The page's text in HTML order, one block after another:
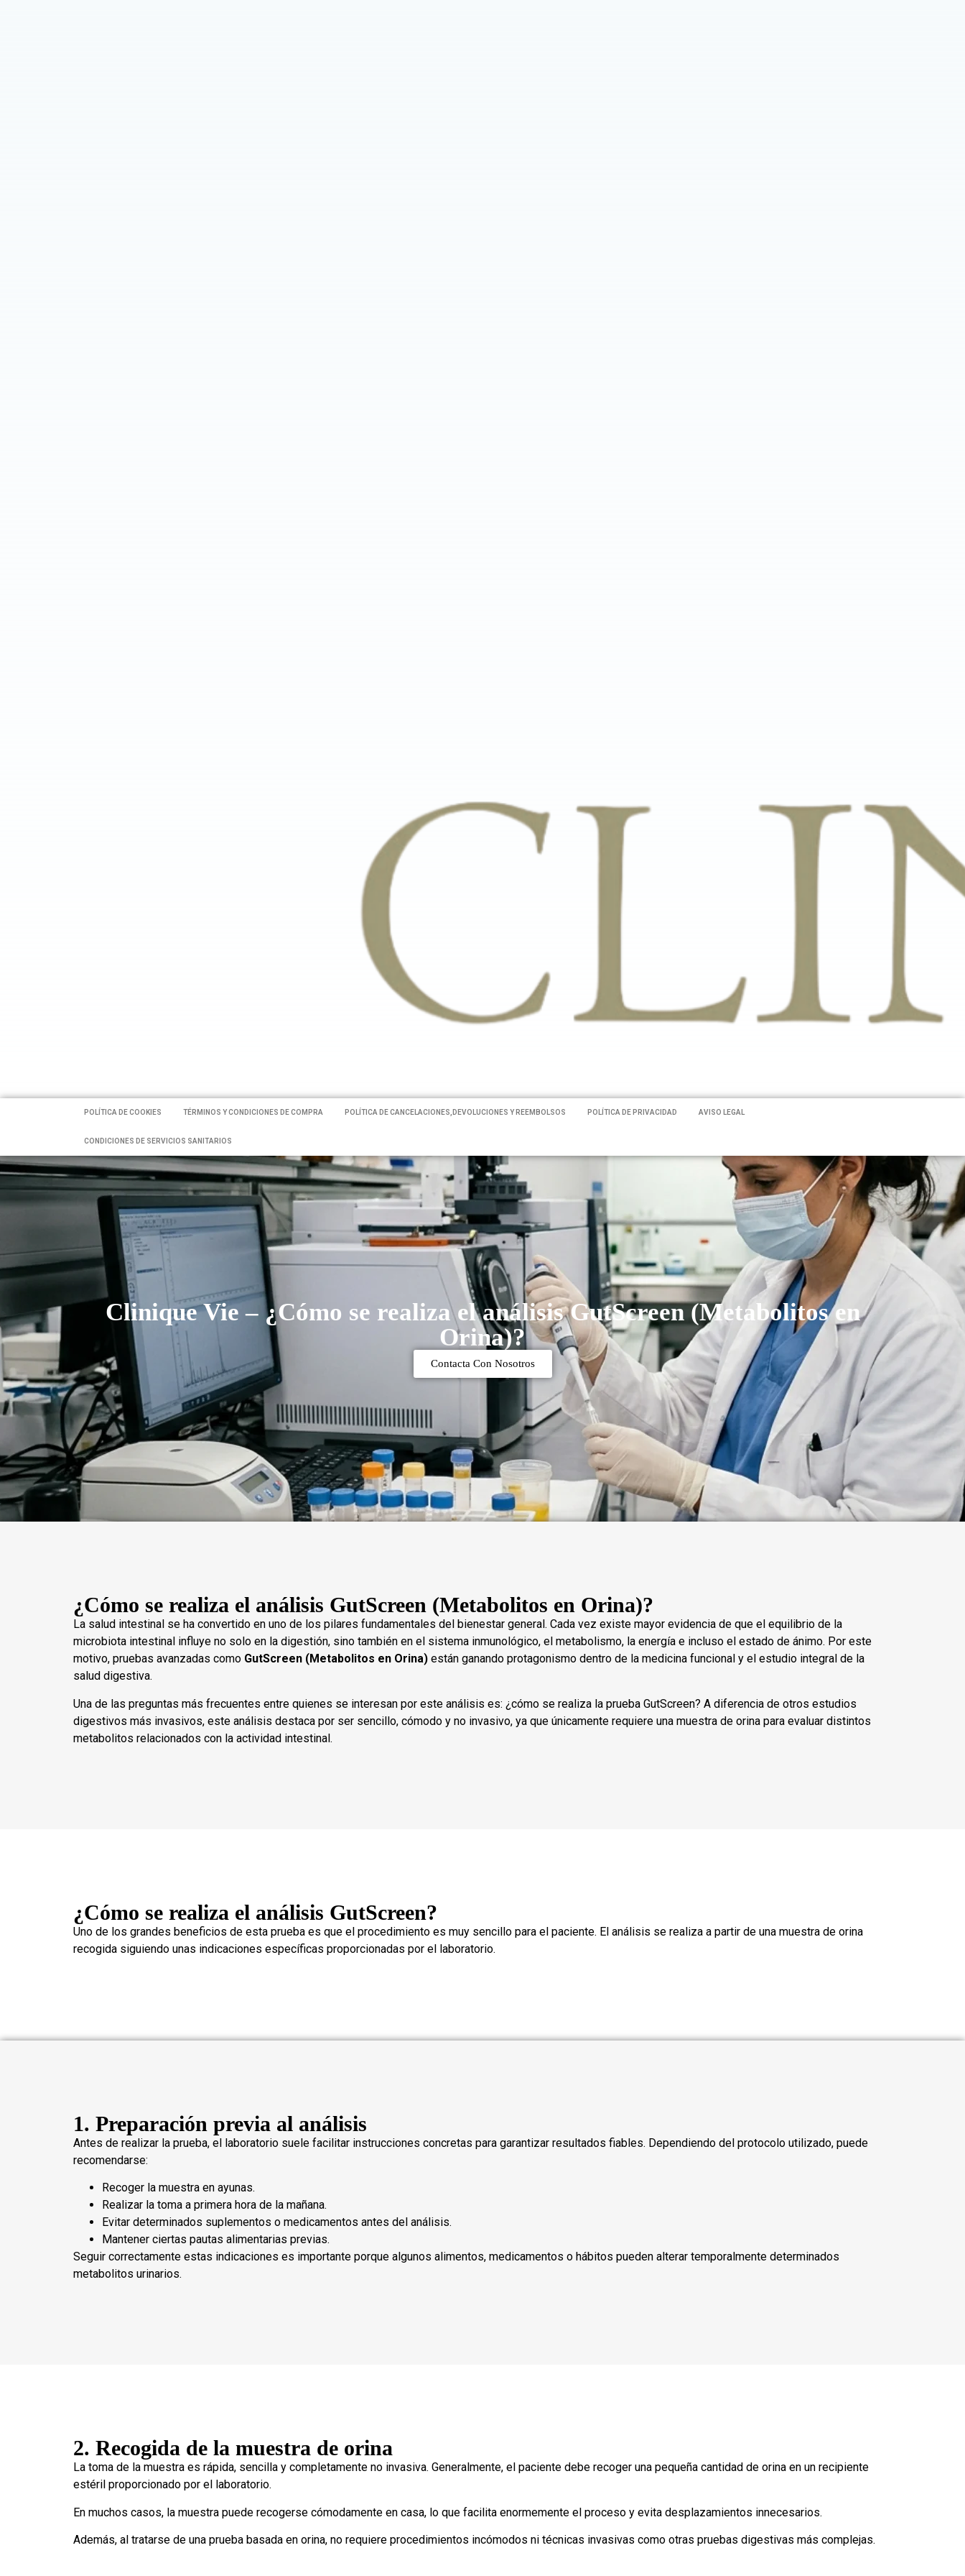
POLÍTICA DE COOKIES TÉRMINOS Y CONDICIONES DE COMPRA POLÍTICA DE CANCELACIONES,DEVOLUCIONES Y REEMBOLSOS POLÍTICA DE PRIVACIDAD AVISO LEGAL
CONDICIONES DE SERVICIOS SANITARIOS
Clinique Vie – ¿Cómo se realiza el análisis GutScreen (Metabolitos en
Orina)?
Contacta Con Nosotros
¿Cómo se realiza el análisis GutScreen (Metabolitos en Orina)?
La salud intestinal se ha convertido en uno de los pilares fundamentales del bienestar general. Cada vez existe mayor evidencia de que el equilibrio de la
microbiota intestinal influye no solo en la digestión, sino también en el sistema inmunológico, el metabolismo, la energía e incluso el estado de ánimo. Por este
motivo, pruebas avanzadas como GutScreen (Metabolitos en Orina) están ganando protagonismo dentro de la medicina funcional y el estudio integral de la
salud digestiva.
Una de las preguntas más frecuentes entre quienes se interesan por este análisis es: ¿cómo se realiza la prueba GutScreen? A diferencia de otros estudios
digestivos más invasivos, este análisis destaca por ser sencillo, cómodo y no invasivo, ya que únicamente requiere una muestra de orina para evaluar distintos
metabolitos relacionados con la actividad intestinal.
¿Cómo se realiza el análisis GutScreen?
Uno de los grandes beneficios de esta prueba es que el procedimiento es muy sencillo para el paciente. El análisis se realiza a partir de una muestra de orina
recogida siguiendo unas indicaciones específicas proporcionadas por el laboratorio.
1. Preparación previa al análisis
Antes de realizar la prueba, el laboratorio suele facilitar instrucciones concretas para garantizar resultados fiables. Dependiendo del protocolo utilizado, puede
recomendarse:
Recoger la muestra en ayunas.
Realizar la toma a primera hora de la mañana.
Evitar determinados suplementos o medicamentos antes del análisis.
Mantener ciertas pautas alimentarias previas.
Seguir correctamente estas indicaciones es importante porque algunos alimentos, medicamentos o hábitos pueden alterar temporalmente determinados
metabolitos urinarios.
2. Recogida de la muestra de orina
La toma de la muestra es rápida, sencilla y completamente no invasiva. Generalmente, el paciente debe recoger una pequeña cantidad de orina en un recipiente
estéril proporcionado por el laboratorio.
En muchos casos, la muestra puede recogerse cómodamente en casa, lo que facilita enormemente el proceso y evita desplazamientos innecesarios.
Además, al tratarse de una prueba basada en orina, no requiere procedimientos incómodos ni técnicas invasivas como otras pruebas digestivas más complejas.